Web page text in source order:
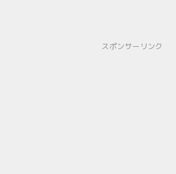
スポンサーリンク